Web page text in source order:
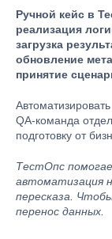
Ручной кейс в
реализация
загрузка
обновление
принятие
QA-команда
подготовку от
ТестОпс
автоматизация
пересказа.
перенос данных.